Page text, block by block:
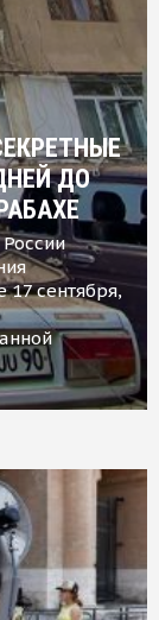
ДО
17 сентября,